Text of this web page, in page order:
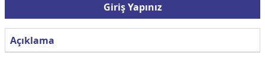
Giriş Yapınız
Açıklama